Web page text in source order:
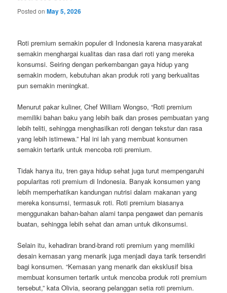
Posted onMay 5, 2026
Roti premium semakin populer di Indonesia karena masyarakat
semakin menghargai kualitas dan rasa dari roti yang mereka
konsumsi. Seiring dengan perkembangan gaya hidup yang
semakin modern, kebutuhan akan produk roti yang berkualitas
pun semakin meningkat.
Menurut pakar kuliner, Chef William Wongso, “Roti premium
memiliki bahan baku yang lebih baik dan proses pembuatan yang
lebih teliti, sehingga menghasilkan roti dengan tekstur dan rasa
yang lebih istimewa.” Hal ini lah yang membuat konsumen
semakin tertarik untuk mencoba roti premium.
Tidak hanya itu, tren gaya hidup sehat juga turut mempengaruhi
popularitas roti premium di Indonesia. Banyak konsumen yang
lebih memperhatikan kandungan nutrisi dalam makanan yang
mereka konsumsi, termasuk roti. Roti premium biasanya
menggunakan bahan-bahan alami tanpa pengawet dan pemanis
buatan, sehingga lebih sehat dan aman untuk dikonsumsi.
Selain itu, kehadiran brand-brand roti premium yang memiliki
desain kemasan yang menarik juga menjadi daya tarik tersendiri
bagi konsumen. “Kemasan yang menarik dan eksklusif bisa
membuat konsumen tertarik untuk mencoba produk roti premium
tersebut,” kata Olivia, seorang pelanggan setia roti premium.